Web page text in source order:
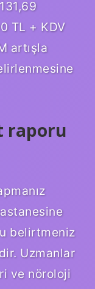
TL + KDV
artışla
raporu
belirtmeniz
Uzmanlar
ve nöroloji